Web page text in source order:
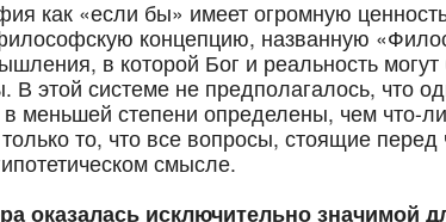
как «если бы» имеет огромную
концепцию, названную
в которой Бог и реальность
В этой системе не предполагалось, что
меньшей степени определены, чем что-
то, что все вопросы, стоящие
смысле.
оказалась исключительно значимой